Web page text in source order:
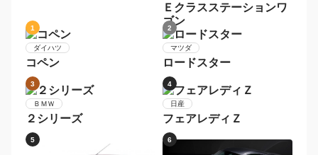
ＢＭＷ
３シリーズ
4
ホンダ
シャトル
5
トヨタ
カローラフィールダー
ＢＭＷ
５シリーズ
8